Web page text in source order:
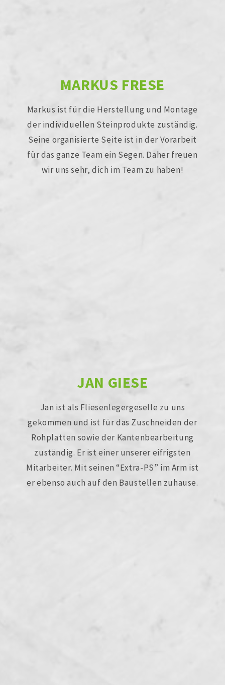
MARKUS FRESE
Markus ist für die Herstellung und Montage
der individuellen Steinprodukte zuständig.
Seine organisierte Seite ist in der Vorarbeit
für das ganze Team ein Segen. Daher freuen
wir uns sehr, dich im Team zu haben!
JAN GIESE
Jan ist als Fliesenlegergeselle zu uns
gekommen und ist für das Zuschneiden der
Rohplatten sowie der Kantenbearbeitung
zuständig. Er ist einer unserer eifrigsten
Mitarbeiter. Mit seinen “Extra-PS” im Arm ist
er ebenso auch auf den Baustellen zuhause.